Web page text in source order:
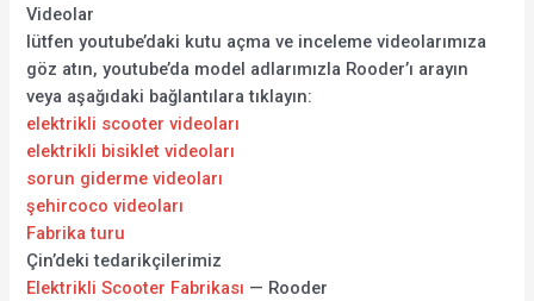
Videolar
lütfen youtube’daki kutu açma ve inceleme videolarımıza
göz atın, youtube’da model adlarımızla Rooder’ı arayın
veya aşağıdaki bağlantılara tıklayın:
elektrikli scooter videoları
elektrikli bisiklet videoları
sorun giderme videoları
şehircoco videoları
Fabrika turu
Çin’deki tedarikçilerimiz
Elektrikli Scooter Fabrikası — Rooder